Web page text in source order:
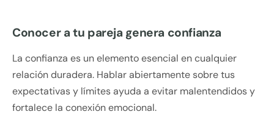
Conocer a tu pareja genera confianza
La confianza es un elemento esencial en cualquier
relación duradera. Hablar abiertamente sobre tus
expectativas y límites ayuda a evitar malentendidos y
fortalece la conexión emocional.